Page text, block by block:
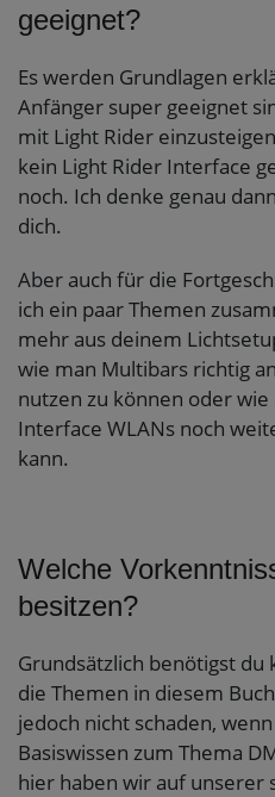
geeignet?
Es werden Grundlagen
Anfänger super geeignet
mit Light Rider
kein Light Rider Interface
noch. Ich denke genau
dich.
Aber auch für die
ich ein paar Themen
mehr aus deinem
wie man Multibars richtig
nutzen zu können oder
Interface WLANs noch
kann.
Welche
besitzen?
Grundsätzlich benötigst du
die Themen in diesem
jedoch nicht schaden,
Basiswissen zum Thema
hier haben wir auf unserer